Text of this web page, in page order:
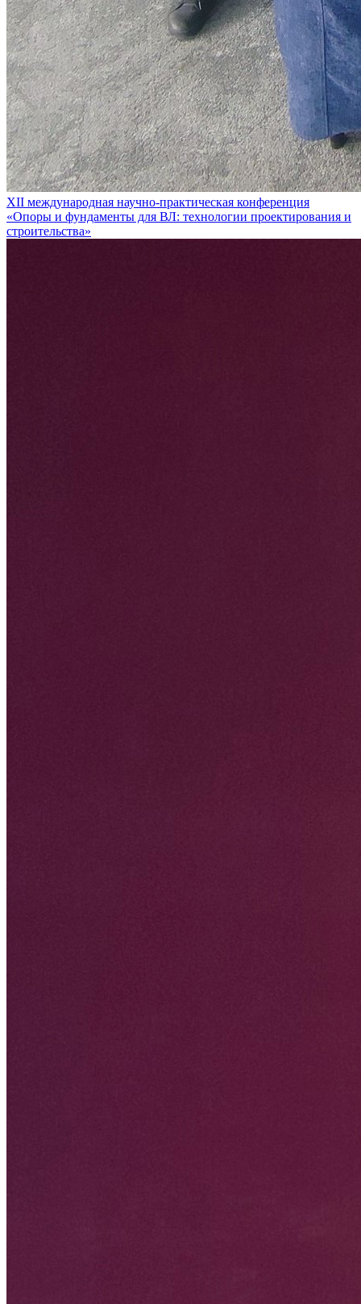
XII международная научно-практическая конференция
«Опоры и фундаменты для ВЛ: технологии проектирования и
строительства»